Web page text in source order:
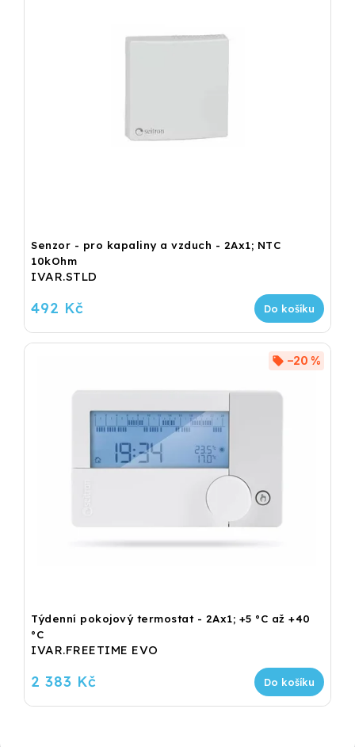
Senzor - pro kapaliny a vzduch - 2Ax1; NTC
10kOhm
IVAR.STLD
492 Kč Do košíku
Týdenní pokojový termostat - 2Ax1; +5 °C až +40
°C
IVAR.FREETIME EVO
–20 %
2 383 Kč Do košíku